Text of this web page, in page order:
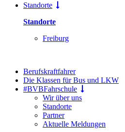
Standorte
Standorte
Freiburg
Berufskraftfahrer
Die Klassen für Bus und LKW
#BVBFahrschule
Wir über uns
Standorte
Partner
Aktuelle Meldungen